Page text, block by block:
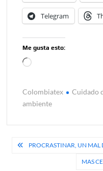
Telegram
Me gusta esto:
Cargando...
Colombiatex Cuidado
ambiente
Navegación
PROCRASTINAR, UN MAL
MAS